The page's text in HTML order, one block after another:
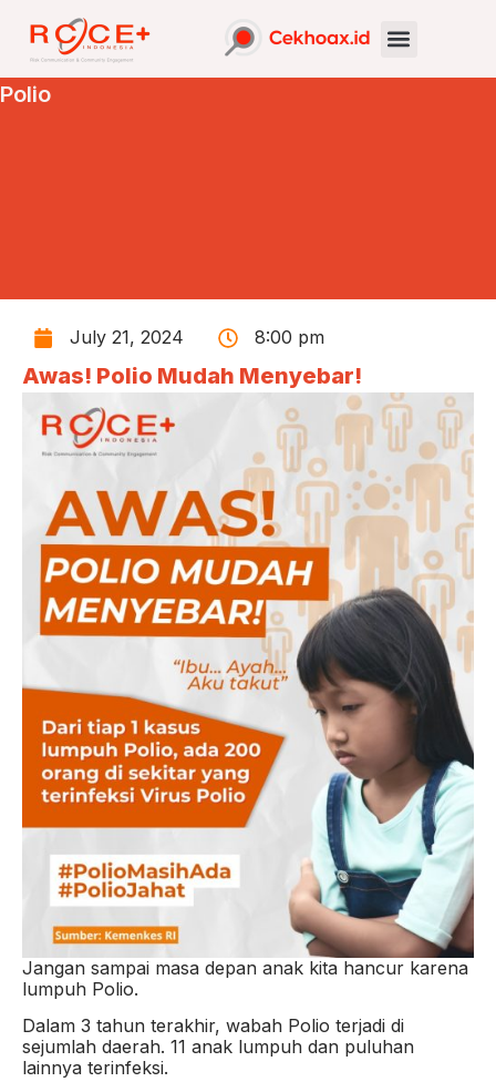
Polio
July 21, 2024 8:00 pm
Awas! Polio Mudah Menyebar!
Jangan sampai masa depan anak kita hancur karena
lumpuh Polio.
Dalam 3 tahun terakhir, wabah Polio terjadi di
sejumlah daerah. 11 anak lumpuh dan puluhan
lainnya terinfeksi.